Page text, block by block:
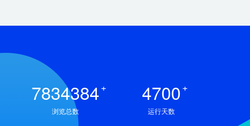
7834384+
浏览总数
4700+
运行天数